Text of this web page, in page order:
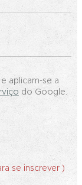
aplicam-se a
do Google.
se inscrever )